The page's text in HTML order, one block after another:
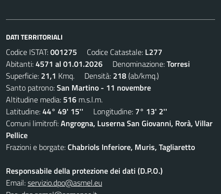
DATI TERRITORIALI
Codice ISTAT:001275 Codice Catastale: L277
Abitanti:4571 al 01.01.2026 Denominazione:Torresi
Superficie: 21,1 Kmq. Densità: 218(ab/kmq.)
Santo patrono:San Martino - 11 novembre
Altitudine media: 516 m.s.l.m.
Latitudine:44° 49' 15'' Longitudine: 7° 13' 2''
Comuni limitrofi:Angrogna, Luserna San Giovanni, Rorà, Villar
Pellice
Frazioni e borgate:Chabriols Inferiore, Muris, Tagliaretto
Responsabile della protezione dei dati (D.P.O.)
Email:servizio.dpo@asmel.eu